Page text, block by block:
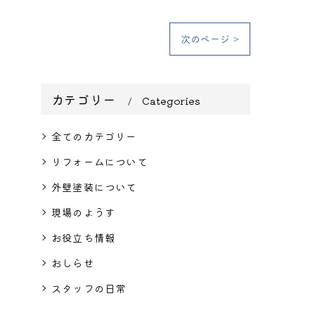
次のページ >
カテゴリー Categories
全てのカテゴリー
リフォームについて
外壁塗装について
現場のようす
お役立ち情報
おしらせ
スタッフの日常